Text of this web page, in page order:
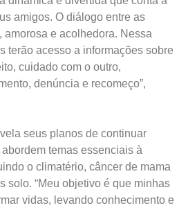
amigos. O diálogo entre as
amorosa e acolhedora. Nessa
terão acesso a informações sobre
cuidado com o outro,
denúncia e recomeço”,
seus planos de continuar
temas essenciais à
o climatério, câncer de mama
solo. “Meu objetivo é que minhas
vidas, levando conhecimento e